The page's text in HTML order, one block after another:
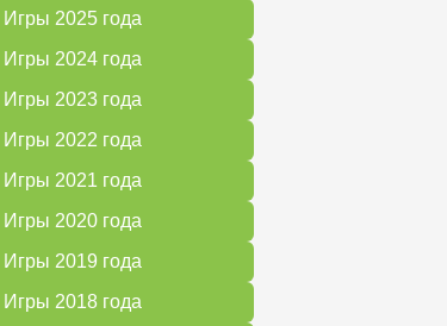
Игры 2025 года
Игры 2024 года
Игры 2023 года
Игры 2022 года
Игры 2021 года
Игры 2020 года
Игры 2019 года
Игры 2018 года